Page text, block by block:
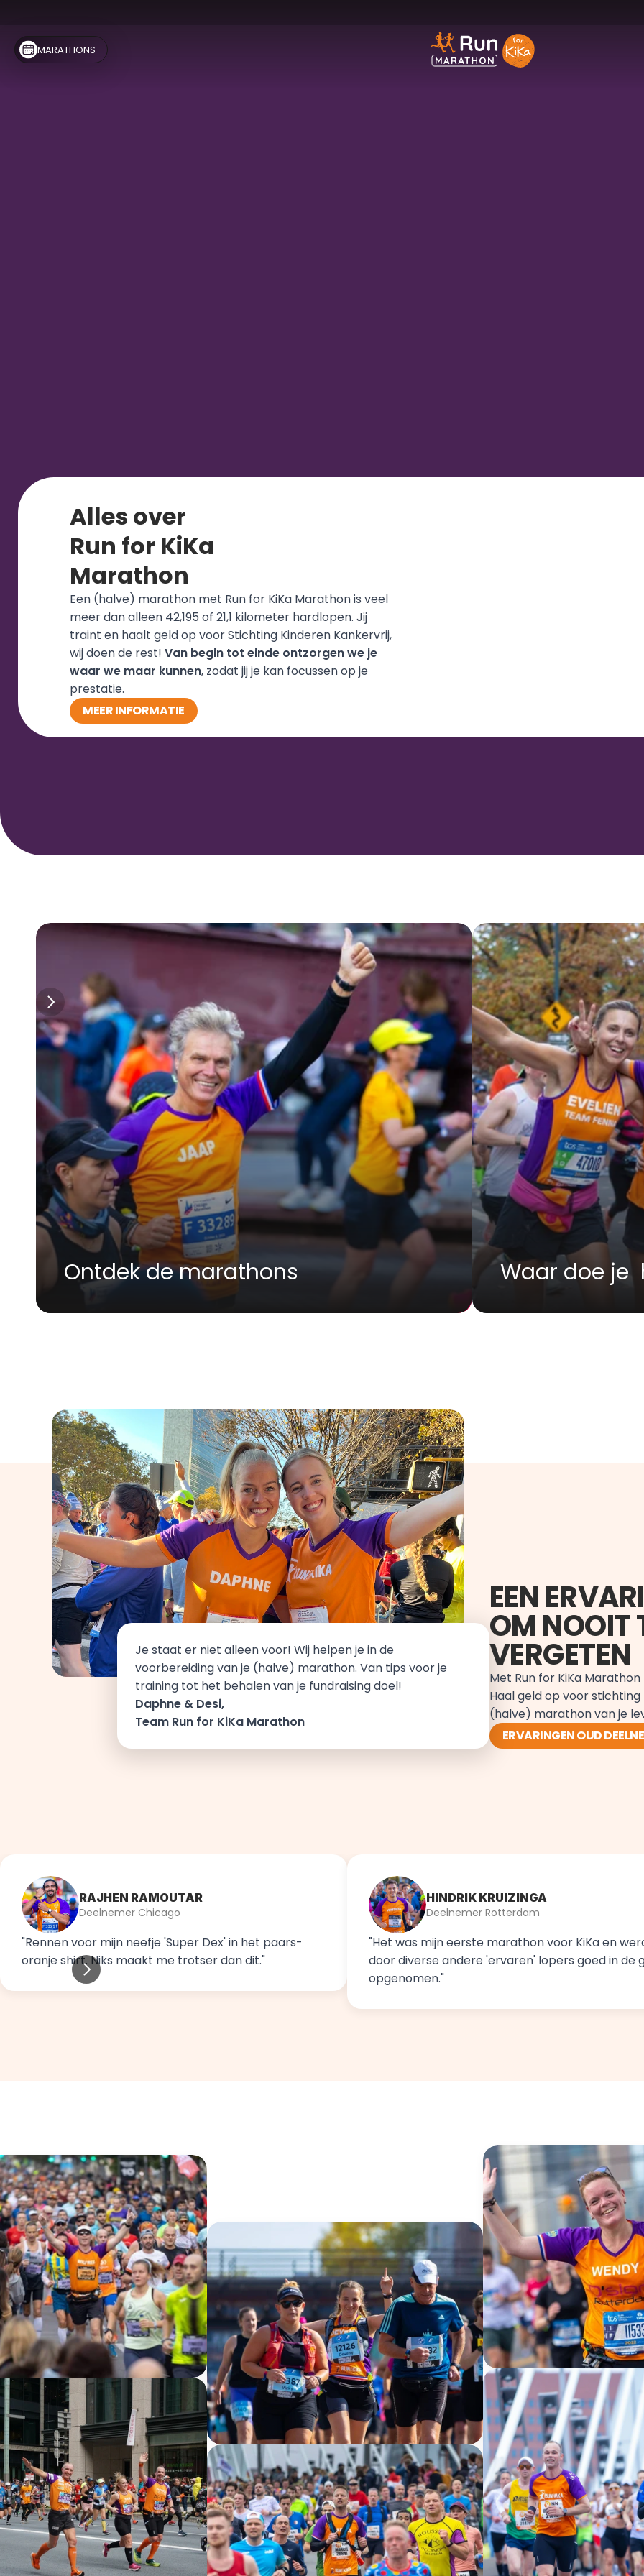
MARATHONS
Alles over
Run for KiKa
Marathon
Een (halve) marathon met Run for KiKa Marathon is veel
meer dan alleen 42,195 of 21,1 kilometer hardlopen. Jij
traint en haalt geld op voor Stichting Kinderen Kankervrij,
wij doen de rest! Van begin tot einde ontzorgen we je
waar we maar kunnen, zodat jij je kan focussen op je
prestatie.
MEER INFORMATIE
Ontdek de marathons Waar doe je
Je staat er niet alleen voor! Wij helpen je in de
voorbereiding van je (halve) marathon. Van tips voor je
training tot het behalen van je fundraising doel!
Daphne & Desi,
Team Run for KiKa Marathon
EEN
OM NOOIT
VERGETEN
Met Run for KiKa
Haal geld op voor
(halve) marathon van je
ERVARINGEN OUD
RAJHEN RAMOUTAR
Deelnemer Chicago
"Rennen voor mijn neefje 'Super Dex' in het paars-
oranje shirt. Niks maakt me trotser dan dit."
HINDRIK KRUIZINGA
Deelnemer Rotterdam
"Het was mijn eerste marathon voor KiKa en
door diverse andere 'ervaren' lopers goed in de
opgenomen."